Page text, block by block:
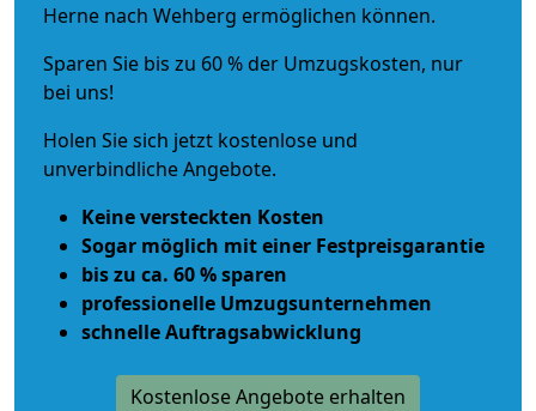
Herne nach Wehberg ermöglichen können.
Sparen Sie bis zu 60 % der Umzugskosten, nur
bei uns!
Holen Sie sich jetzt kostenlose und
unverbindliche Angebote.
Keine versteckten Kosten
Sogar möglich mit einer Festpreisgarantie
bis zu ca. 60 % sparen
professionelle Umzugsunternehmen
schnelle Auftragsabwicklung
Kostenlose Angebote erhalten